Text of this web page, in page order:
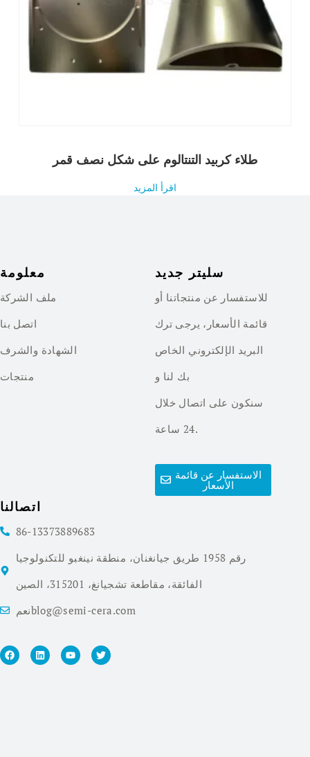
طلاء كربيد التنتالوم على شكل نصف قمر
اقرأ المزيد
معلومة
ملف الشركة
اتصل بنا
الشهادة والشرف
منتجات
سليتر جديد
للاستفسار عن منتجاتنا أو
قائمة الأسعار، يرجى ترك
البريد الإلكتروني الخاص
بك لنا و
سنكون على اتصال خلال
24 ساعة.
الاستفسار عن قائمة
الأسعار
اتصالنا
86-13373889683
رقم 1958 طريق جيانغنان، منطقة نينغبو للتكنولوجيا
الفائقة، مقاطعة تشجيانغ، 315201، الصين
نعمblog@semi-cera.com